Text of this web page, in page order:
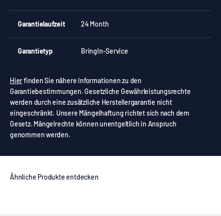
Garantielaufzeit 24 Month
Garantietyp BringIn-Service
Hierfinden Sie nähere Informationen zu den
Garantiebestimmungen. Gesetzliche Gewährleistungsrechte
werden durch eine zusätzliche Herstellergarantie nicht
eingeschränkt. Unsere Mängelhaftung richtet sich nach dem
Gesetz. Mängelrechte können unentgeltlich in Anspruch
genommen werden.